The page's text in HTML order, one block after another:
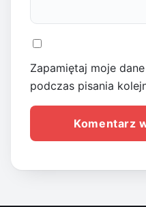
Zapamiętaj moje
podczas pisania